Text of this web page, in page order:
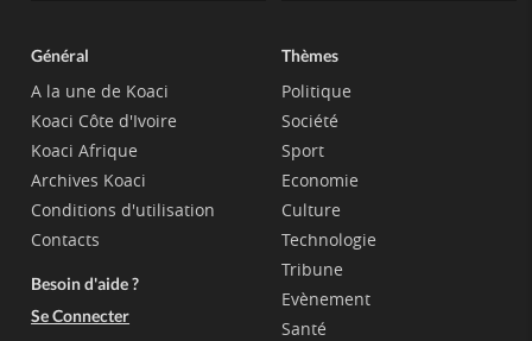
Général
A la une de Koaci
Koaci Côte d'Ivoire
Koaci Afrique
Archives Koaci
Conditions d'utilisation
Contacts
Besoin d'aide ?
Se Connecter
Thèmes
Politique
Société
Sport
Economie
Culture
Technologie
Tribune
Evènement
Santé